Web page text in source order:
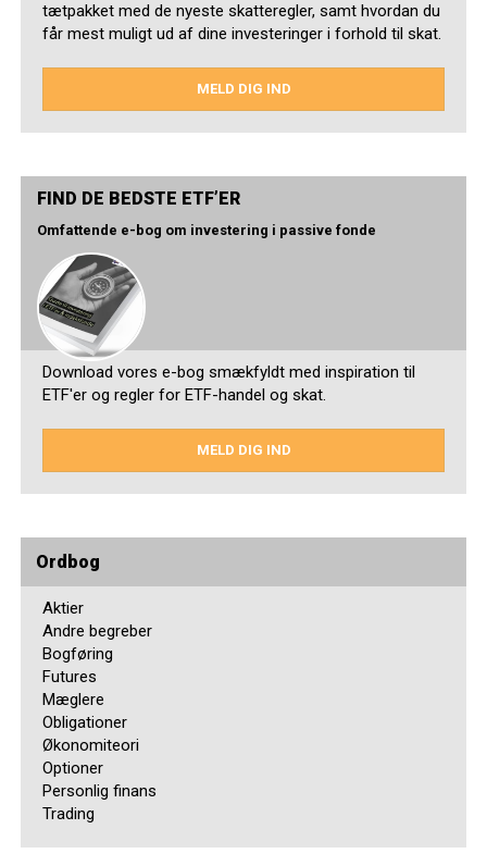
tætpakket med de nyeste skatteregler, samt hvordan du
får mest muligt ud af dine investeringer i forhold til skat.
MELD DIG IND
FIND DE BEDSTE ETF’ER
Omfattende e-bog om investering i passive fonde
Download vores e-bog smækfyldt med inspiration til
ETF'er og regler for ETF-handel og skat.
MELD DIG IND
Ordbog
Aktier
Andre begreber
Bogføring
Futures
Mæglere
Obligationer
Økonomiteori
Optioner
Personlig finans
Trading